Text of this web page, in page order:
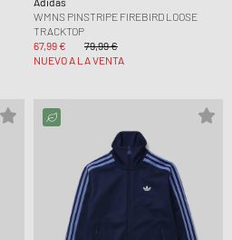
WMNS PINSTRIPE FIREBIRD LOOSE
TRACKTOP
67,99 €
79,99 €
NUEVO A LA VENTA